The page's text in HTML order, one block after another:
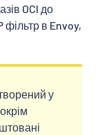
OCI до
в Envoy,
у